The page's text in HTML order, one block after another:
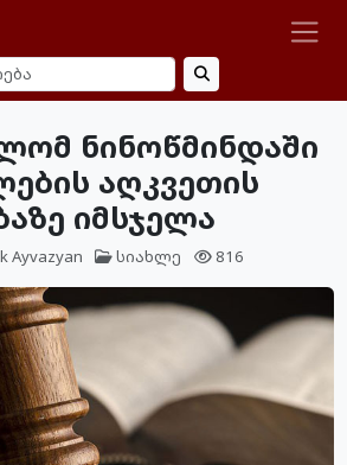
ნინოწმინდაში
აღკვეთის
იმსჯელა
Ayvazyan სიახლე 816